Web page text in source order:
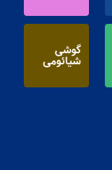
گوشی
شیائومی